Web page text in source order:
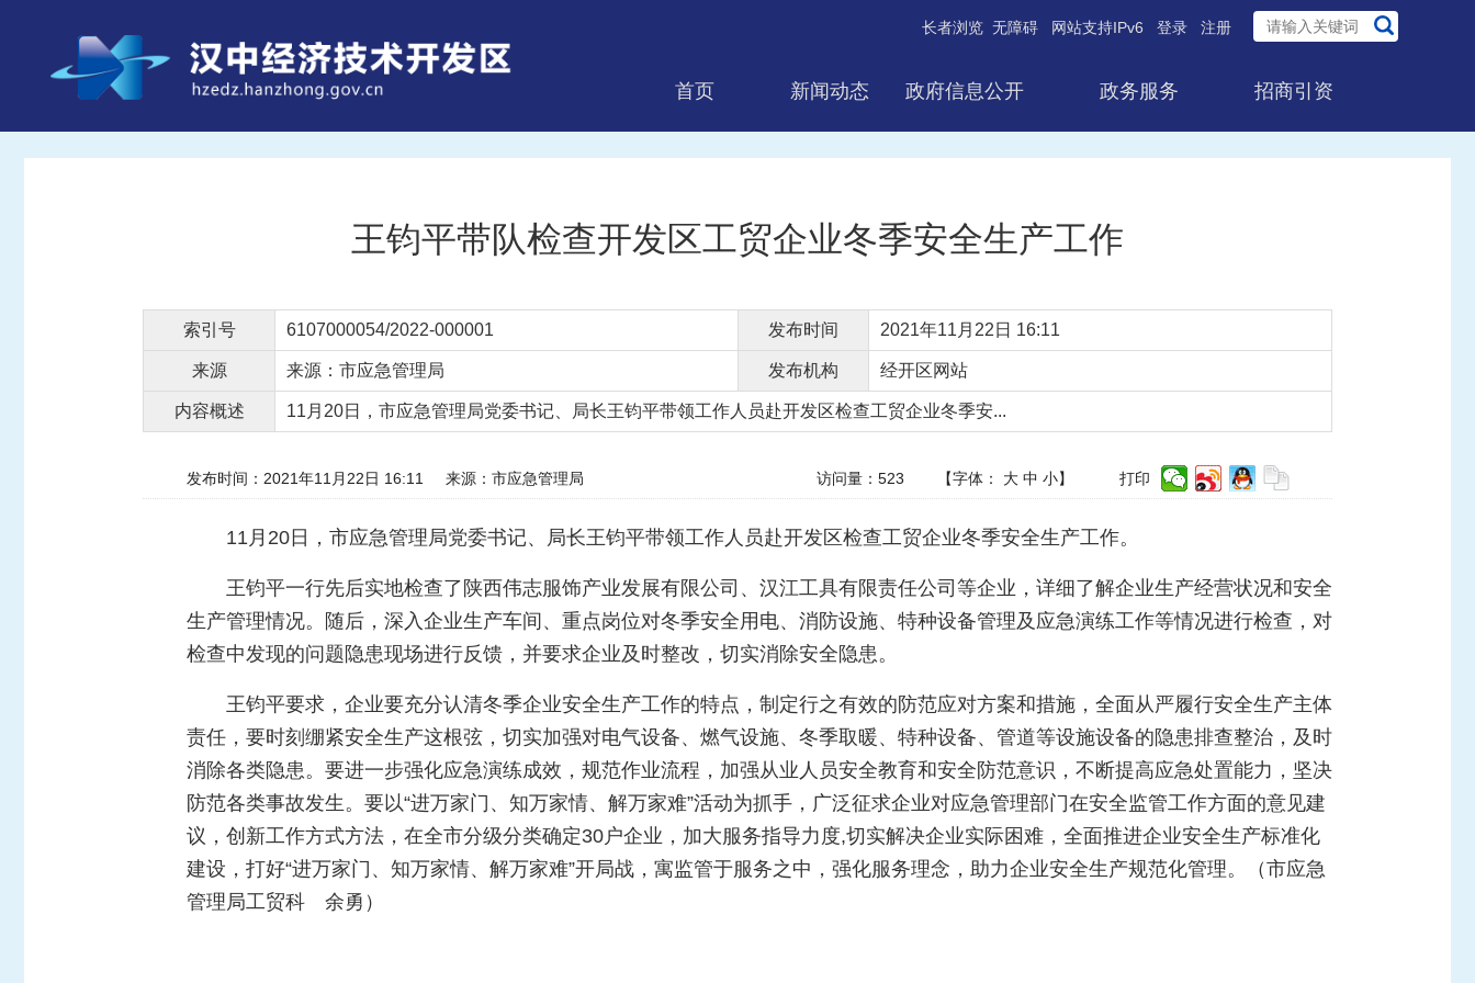
长者浏览 无障碍 网站支持IPv6 登录 注册
首页 新闻动态 政府信息公开 政务服务 招商引资
王钧平带队检查开发区工贸企业冬季安全生产工作
索引号 6107000054/2022-000001 发布时间 2021年11月22日 16:11
来源 来源：市应急管理局 发布机构 经开区网站
内容概述 11月20日，市应急管理局党委书记、局长王钧平带领工作人员赴开发区检查工贸企业冬季安...
发布时间：2021年11月22日 16:11 来源：市应急管理局 访问量： 523 【字体： 大 中 小】 打印
11月20日，市应急管理局党委书记、局长王钧平带领工作人员赴开发区检查工贸企业冬季安全生产工作。
王钧平一行先后实地检查了陕西伟志服饰产业发展有限公司、汉江工具有限责任公司等企业，详细了解企业生产经营状况和安全
生产管理情况。随后，深入企业生产车间、重点岗位对冬季安全用电、消防设施、特种设备管理及应急演练工作等情况进行检查，对
检查中发现的问题隐患现场进行反馈，并要求企业及时整改，切实消除安全隐患。
王钧平要求，企业要充分认清冬季企业安全生产工作的特点，制定行之有效的防范应对方案和措施，全面从严履行安全生产主体
责任，要时刻绷紧安全生产这根弦，切实加强对电气设备、燃气设施、冬季取暖、特种设备、管道等设施设备的隐患排查整治，及时
消除各类隐患。要进一步强化应急演练成效，规范作业流程，加强从业人员安全教育和安全防范意识，不断提高应急处置能力，坚决
防范各类事故发生。要以“进万家门、知万家情、解万家难”活动为抓手，广泛征求企业对应急管理部门在安全监管工作方面的意见建
议，创新工作方式方法，在全市分级分类确定30户企业，加大服务指导力度,切实解决企业实际困难，全面推进企业安全生产标准化
建设，打好“进万家门、知万家情、解万家难”开局战，寓监管于服务之中，强化服务理念，助力企业安全生产规范化管理。（市应急
管理局工贸科 余勇）